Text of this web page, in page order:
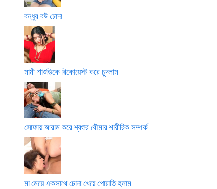
বন্ধুর বউ চোদা
মামী শাশুড়িকে রিকোয়েস্ট করে চুদলাম
সোফায় আরাম করে শ্বশুর বৌমার শারীরিক সম্পর্ক
মা মেয়ে একসাথে চোদা খেয়ে পোয়াতি হলাম